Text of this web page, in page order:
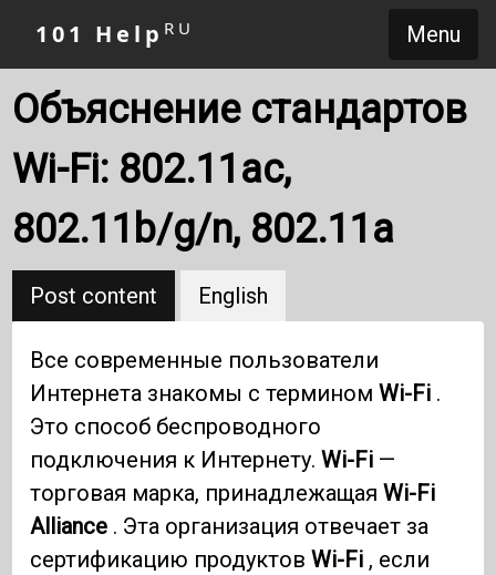
Menu
101 Help RU
Объяснение стандартов
Wi-Fi: 802.11ac,
802.11b/g/n, 802.11a
Post content English
Все современные пользователи
Интернета знакомы с терминомWi-Fi .
Это способ беспроводного
подключения к Интернету.Wi-Fi —
торговая марка, принадлежащаяWi-Fi
Alliance . Эта организация отвечает за
сертификацию продуктовWi-Fi , если